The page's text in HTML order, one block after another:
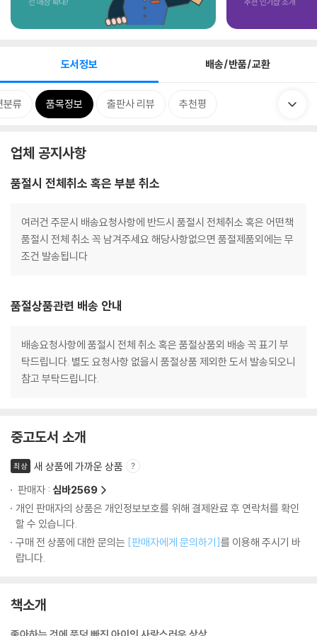
도서정보 배송/반품/교환
분류 품목정보 출판사 리뷰 추천평
업체 공지사항
품절시 전체취소 혹은 부분 취소
여러건 주문시 배송요청사항에 반드시 품절시 전체취소 혹은 어떤책
품절시 전체 취소 꼭 남겨주세요 해당사항없으면 품절제품외에는 무
조건 발송됩니다
품절상품관련 배송 안내
배송요청사항에 품절시 전체 취소 혹은 품절상품외 배송 꼭 표기 부
탁드립니다. 별도 요청사항 없을시 품절상품 제외한 도서 발송되오니
참고 부탁드립니다.
중고도서 소개
최상
새 상품에 가까운 상품
판매자 : 심바2569
개인 판매자의 상품은 개인정보보호를 위해 결제완료 후 연락처를 확인
할 수 있습니다.
구매 전 상품에 대한 문의는 [판매자에게 문의하기]를 이용해 주시기 바
랍니다.
책소개